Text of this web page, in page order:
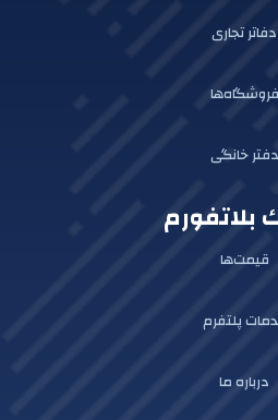
دفاتر تجاری
فروشگاه‌ها
دفتر خانگی
بلاتفورم
قیمت‌ها
پلتفرم
درباره ما